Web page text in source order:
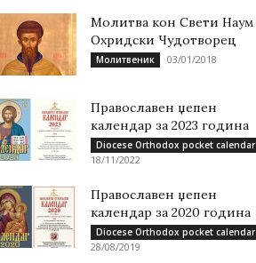
Молитва кон Свети Наум
Охридски Чудотворец
Молитвеник 03/01/2018
Православен џепен
календар за 2023 година
Diocese Orthodox pocket calendar
18/11/2022
Православен џепен
календар за 2020 година
Diocese Orthodox pocket calendar
28/08/2019